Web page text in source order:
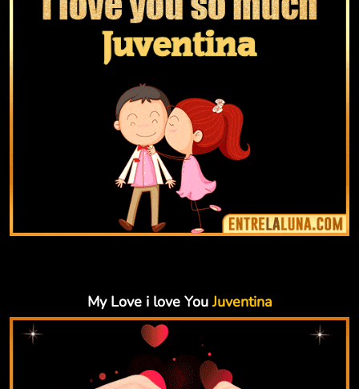
My Love i love YouJuventina